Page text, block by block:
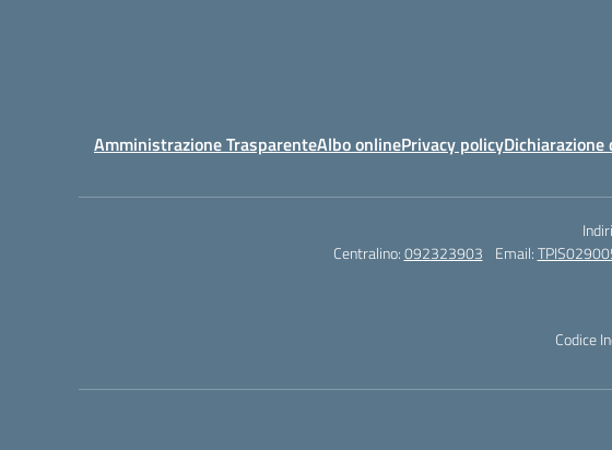
Amministrazione TrasparenteAlbo onlinePrivacy policy
Centralino:092323903 Email:
Codice